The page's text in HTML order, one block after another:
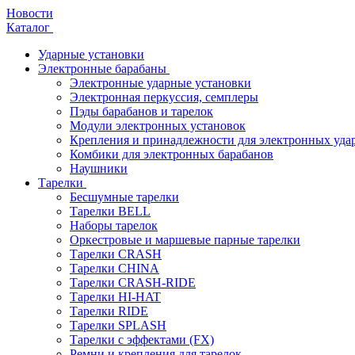
Новости
Каталог
Ударные установки
Электронные барабаны
Электронные ударные установки
Электронная перкуссия, семплеры
Пэды барабанов и тарелок
Модули электронных установок
Крепления и принадлежности для электронных
Комбики для электронных барабанов
Наушники
Тарелки
Бесшумные тарелки
Тарелки BELL
Наборы тарелок
Оркестровые и маршевые парные тарелки
Тарелки CRASH
Тарелки CHINA
Тарелки CRASH-RIDE
Тарелки HI-HAT
Тарелки RIDE
Тарелки SPLASH
Тарелки с эффектами (FX)